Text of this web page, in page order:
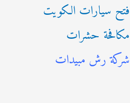
ح
ث
ع
فتح سيارات الكويت
مكافحة حشرات
شركة رش مبيدات